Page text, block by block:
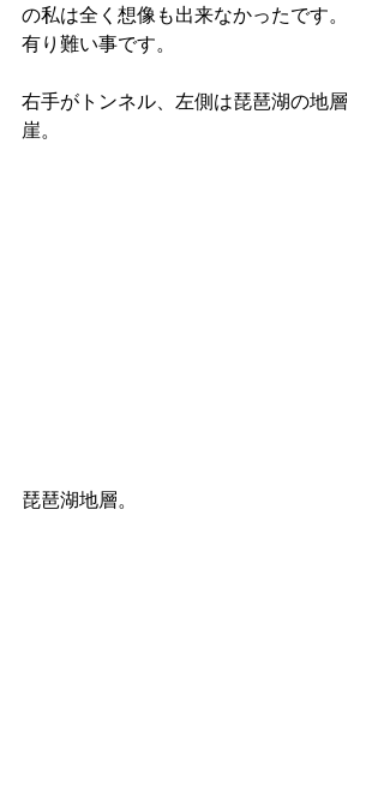
の私は全く想像も出来なかったです。
有り難い事です。
右手がトンネル、左側は琵琶湖の地層
崖。
琵琶湖地層。